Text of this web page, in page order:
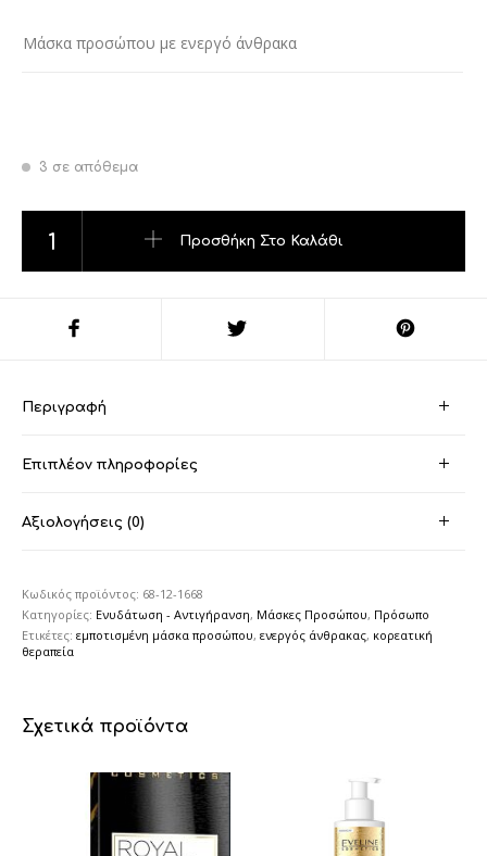
Μάσκα προσώπου με ενεργό άνθρακα
3 σε απόθεμα
Προσθήκη Στο Καλάθι
Περιγραφή
Επιπλέον πληροφορίες
Αξιολογήσεις (0)
Κωδικός προϊόντος: 68-12-1668
Κατηγορίες: Ενυδάτωση - Αντιγήρανση, Μάσκες Προσώπου, Πρόσωπο
Ετικέτες:εμποτισμένη μάσκα προσώπου,ενεργός άνθρακας, κορεατική
θεραπεία
Σχετικά προϊόντα